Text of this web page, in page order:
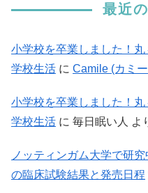
最近
小学校を卒業しました！
学校生活 に Camile (カミ
小学校を卒業しました！
学校生活 に 毎日眠い人 よ
ノッティンガム大学で研
の臨床試験結果と発売日程